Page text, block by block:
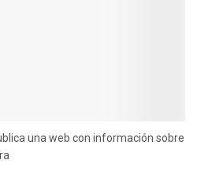
una web con información sobre